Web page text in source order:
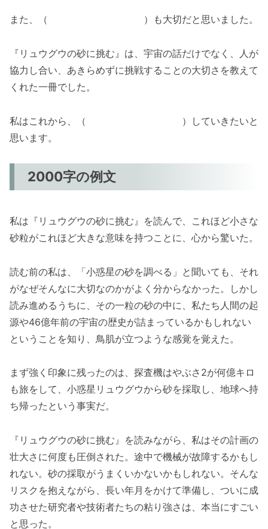
また、（ ）も大切だと思いました。
『リュウグウの砂に挑む』は、宇宙の話だけでなく、人が
協力し合い、あきらめずに挑戦することの大切さを教えて
くれた一冊でした。
私はこれから、（ ）していきたいと
思います。
2000字の例文
私は『リュウグウの砂に挑む』を読んで、これほど小さな
砂粒がこれほど大きな意味を持つことに、心から驚いた。
読む前の私は、「小惑星の砂を調べる」と聞いても、それ
がなぜそんなに大切なのかがよく分からなかった。しかし
読み進めるうちに、その一粒の砂の中に、私たち人間の起
源や46億年前の宇宙の歴史が詰まっているかもしれない
ということを知り、鳥肌が立つような感覚を覚えた。
まず強く印象に残ったのは、探査機はやぶさ2が何億キロ
も旅をして、小惑星リュウグウから砂を採取し、地球へ持
ち帰ったという事実だ。
『リュウグウの砂に挑む』を読みながら、私はその計画の
壮大さに何度も圧倒された。途中で機械が故障するかもし
れない。砂の採取がうまくいかないかもしれない。そんな
リスクを抱えながら、長い年月をかけて準備し、ついに成
功させた研究者や技術者たちの粘り強さは、本当にすごい
と思った。